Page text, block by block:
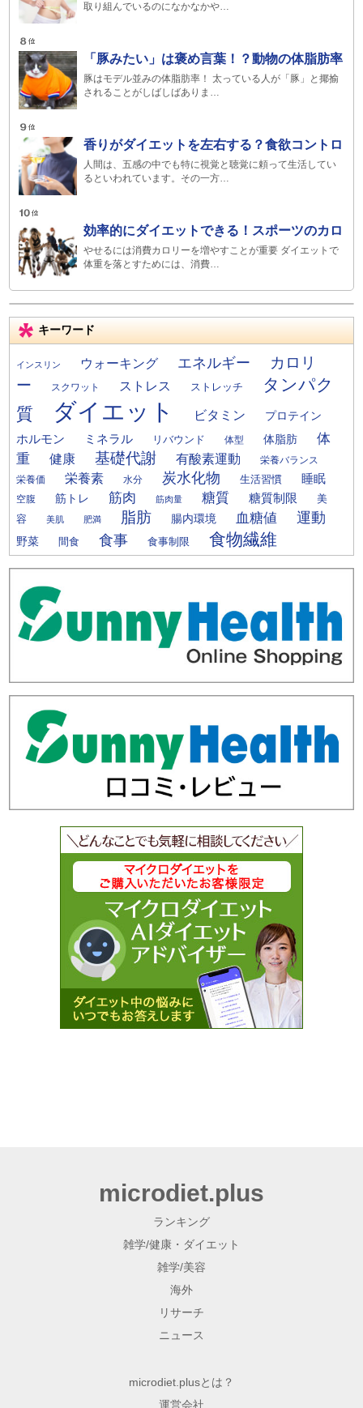
取り組んでいるのになかなかや…
「豚みたい」は褒め言葉！？動物の体脂肪率
豚はモデル並みの体脂肪率！ 太っている人が「豚」と揶揄
されることがしばしばありま…
香りがダイエットを左右する？食欲コントロ
人間は、五感の中でも特に視覚と聴覚に頼って生活してい
るといわれています。その一方…
効率的にダイエットできる！スポーツのカロ
やせるには消費カロリーを増やすことが重要 ダイエットで
体重を落とすためには、消費…
キーワード
インスリン ウォーキング エネルギー
カロリ
ー
スクワット ストレス ストレッチ
タンパク
質
ダイエット ビタミン
プロテイン
ホルモン
ミネラル リバウンド 体型 体脂肪
体
重
健康 基礎代謝 有酸素運動 栄養バランス
栄養価 栄養素 水分 炭水化物 生活習慣 睡眠
空腹 筋トレ 筋肉 筋肉量 糖質 糖質制限
美
容
美肌 肥満 脂肪 腸内環境 血糖値 運動
野菜 間食 食事 食事制限 食物繊維
microdiet.plus
ランキング
雑学/健康・ダイエット
雑学/美容
海外
リサーチ
ニュース
microdiet.plusとは？
運営会社